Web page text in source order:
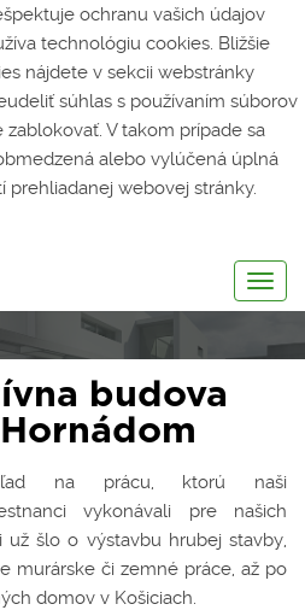
ochranu vašich údajov
technológiu cookies. Bližšie
nájdete v sekcii webstránky
súhlas s používaním súborov
V takom prípade sa
alebo vylúčená úplná
webovej stránky.
budova
na prácu, ktorú naši
vykonávali pre našich
už šlo o výstavbu hrubej stavby,
murárske či zemné práce, až po
domov v Košiciach.